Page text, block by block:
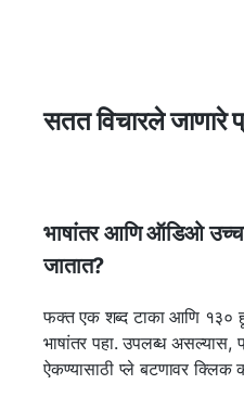
सतत विचारले जाणारे
भाषांतर आणि ऑडिओ
जातात?
फक्त एक शब्द टाका आणि १३०
भाषांतर पहा. उपलब्ध असल्यास,
ऐकण्यासाठी प्ले बटणावर क्लिक